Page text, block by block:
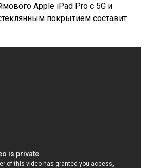
Apple iPad Pro с 5G и
покрытием составит